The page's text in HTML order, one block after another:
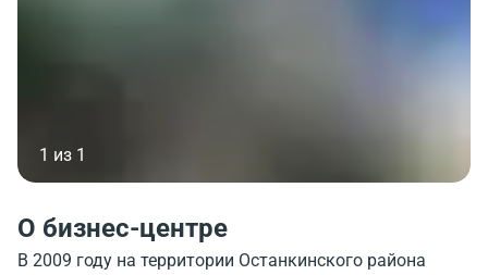
1 из 1
О бизнес-центре
В 2009 году на территории Останкинского района